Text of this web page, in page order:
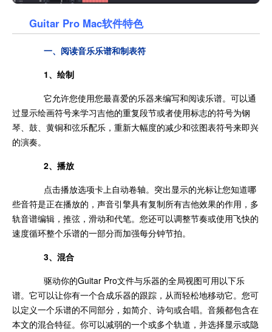
Guitar Pro Mac软件特色
一、阅读音乐乐谱和制表符
1、绘制
它允许您使用您最喜爱的乐器来编写和阅读乐谱。可以通
过显示绘画符号来学习吉他的重复段节或者使用标志的符号为钢
琴、鼓、黄铜和弦乐配乐，重新大幅度的减少和弦图表符号来即兴
的演奏。
2、播放
点击播放选项卡上自动卷轴。突出显示的光标让您知道哪
些音符是正在播放的，声音引擎具有复制所有吉他效果的作用，多
轨音谱编辑，推弦，滑动和代笔。您还可以调整节奏或使用飞快的
速度循环整个乐谱的一部分而加强每分钟节拍。
3、混合
驱动你的Guitar Pro文件与乐器的全局视图可用以下乐
谱。它可以让你有一个合成乐器的跟踪，从而轻松地移动它。您可
以定义一个乐谱的不同部分，如简介、诗句或合唱。音频都包含在
本文的混合特征。你可以减弱的一个或多个轨道，并选择显示或隐